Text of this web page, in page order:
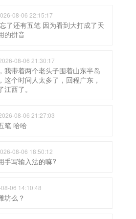
08-06 22:15:17
了还有五笔 因为看到大打成了天
的拼音
08-06 21:30:17
我带着两个老头子围着山东半岛
这个时间人太多了，回程广东，
西了。
08-06 21:27:03
笔 哈哈
08-06 18:50:12
手写输入法的嘛?
06 14:10:48
坊么？